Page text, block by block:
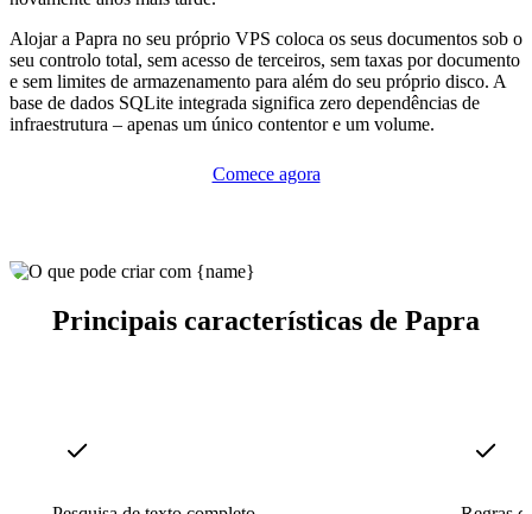
Alojar a Papra no seu próprio VPS coloca os seus documentos sob o
seu controlo total, sem acesso de terceiros, sem taxas por documento
e sem limites de armazenamento para além do seu próprio disco. A
base de dados SQLite integrada significa zero dependências de
infraestrutura – apenas um único contentor e um volume.
Comece agora
Principais características de Papra